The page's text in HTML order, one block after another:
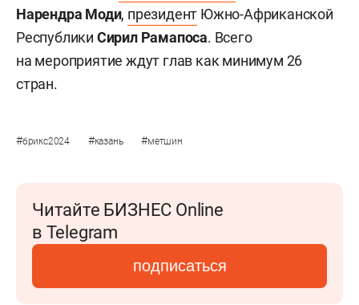
Нарендра Моди, президент Южно-Африканской
Республики Сирил Рамапоса. Всего
на мероприятие ждут глав как минимум 26
стран.
#брикс2024 #казань #метшин
Читайте БИЗНЕС Online
в Telegram
подписаться